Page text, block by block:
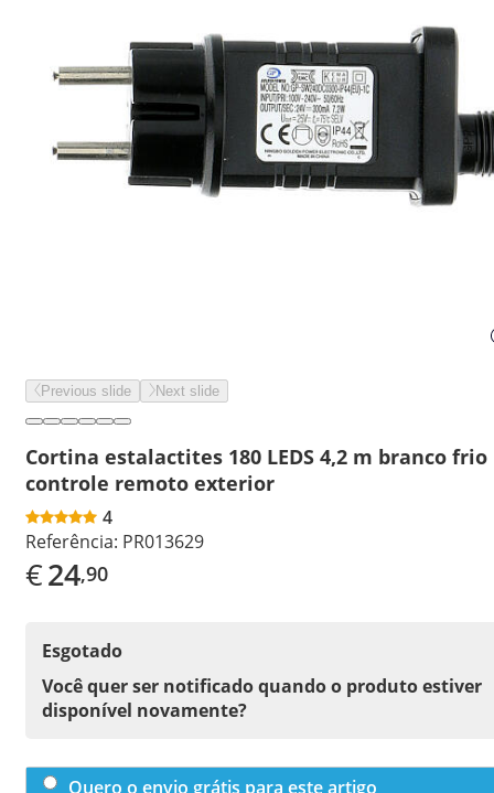
Previous slide Next slide
Cortina estalactites 180 LEDS 4,2 m branco frio
controle remoto exterior
4
Referência: PR013629
€24,90
Esgotado
Você quer ser notificado quando o produto estiver
disponível novamente?
Quero o envio grátis para este artigo